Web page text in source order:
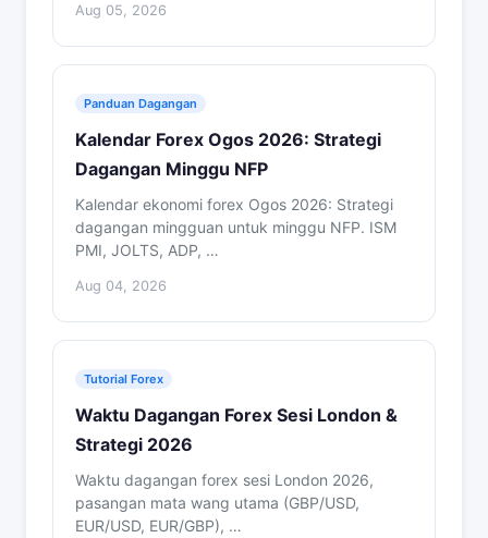
Aug 05, 2026
Panduan Dagangan
Kalendar Forex Ogos 2026: Strategi
Dagangan Minggu NFP
Kalendar ekonomi forex Ogos 2026: Strategi
dagangan mingguan untuk minggu NFP. ISM
PMI, JOLTS, ADP, …
Aug 04, 2026
Tutorial Forex
Waktu Dagangan Forex Sesi London &
Strategi 2026
Waktu dagangan forex sesi London 2026,
pasangan mata wang utama (GBP/USD,
EUR/USD, EUR/GBP), …